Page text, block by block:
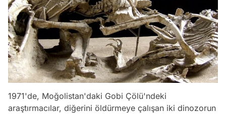
1971'de, Moğolistan'daki Gobi Çölü'ndeki
araştırmacılar, diğerini öldürmeye çalışan iki dinozorun